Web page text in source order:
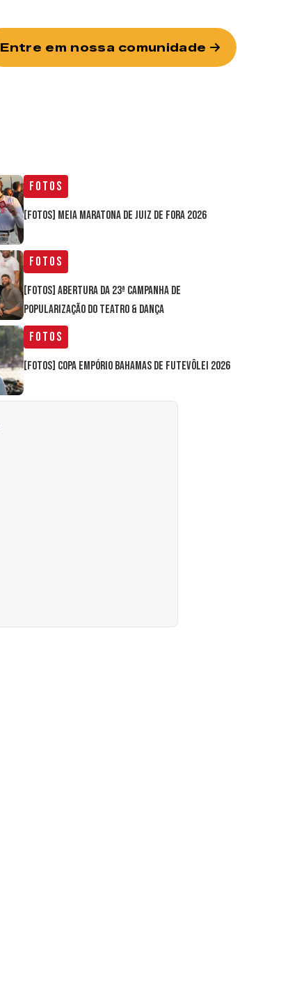
Entre em nossa comunidade
Fotos
[FOTOS] Meia Maratona de Juiz de Fora 2026
Fotos
[FOTOS] Abertura da 23ª Campanha de
Popularização do Teatro & Dança
Fotos
[FOTOS] Copa Empório Bahamas de Futevôlei 2026